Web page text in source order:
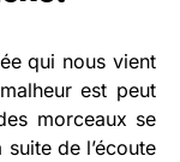
qui nous vient
est peut
morceaux se
de l’écoute